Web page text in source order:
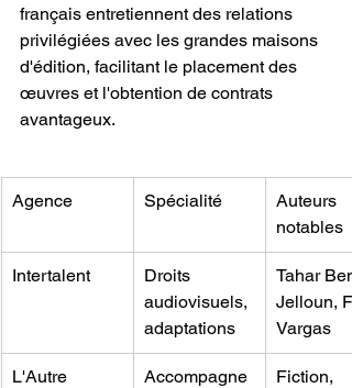
français entretiennent des relations
privilégiées avec les grandes maisons
d'édition, facilitant le placement des
œuvres et l'obtention de contrats
avantageux.
Agence Spécialité
Auteurs
notables
Intertalent
Droits
audiovisuels,
adaptations
Tahar Ben
Jelloun,
Vargas
L'Autre
Accompagne
Fiction,